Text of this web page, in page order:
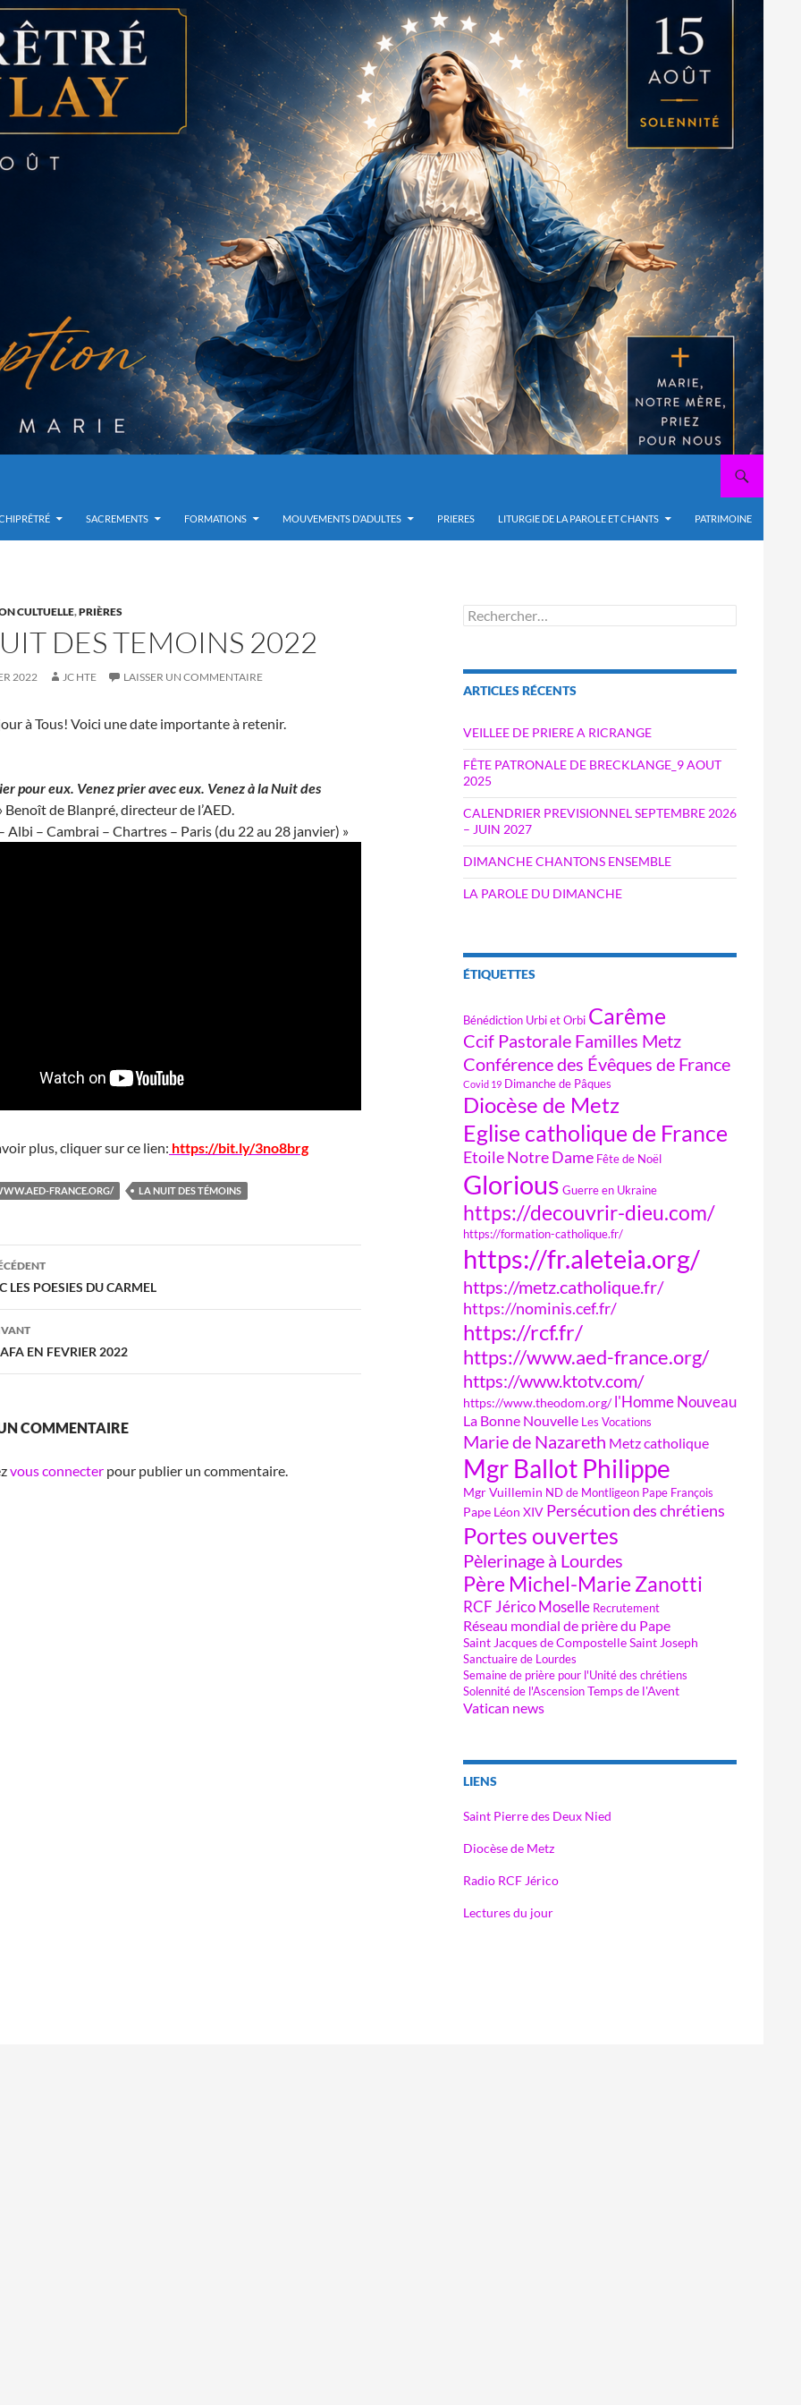
SACREMENTS FORMATIONS MOUVEMENTS D’ADULTES PRIERES LITURGIE DE LA PAROLE ET CHANTS PATRIMOINE
CULTUELLE,PRIÈRES
DES TEMOINS 2022
2022 JC HTE LAISSER UN COMMENTAIRE
à Tous! Voici une date importante à retenir.
pour eux. Venez prier avec eux. Venez à la Nuit des
Benoît de Blanpré, directeur de l’AED.
Albi – Cambrai – Chartres – Paris (du 22 au 28 janvier) »
plus, cliquer sur ce lien: https://bit.ly/3no8brg
FRANCE.ORG/ LA NUIT DES TÉMOINS
LES POESIES DU CARMEL
EN FEVRIER 2022
COMMENTAIRE
vous connecter pour publier un commentaire.
Rechercher :
ARTICLES RÉCENTS
VEILLEE DE PRIERE A RICRANGE
FÊTE PATRONALE DE BRECKLANGE_9 AOUT
2025
CALENDRIER PREVISIONNEL SEPTEMBRE 2026
– JUIN 2027
DIMANCHE CHANTONS ENSEMBLE
LA PAROLE DU DIMANCHE
ÉTIQUETTES
Bénédiction Urbi et Orbi Carême
Ccif Pastorale Familles Metz
Conférence des Évêques de France
Covid 19 Dimanche de Pâques
Diocèse de Metz
Eglise catholique de France
Etoile Notre Dame Fête de Noël
Glorious Guerre en Ukraine
https://decouvrir-dieu.com/
https://formation-catholique.fr/
https://fr.aleteia.org/
https://metz.catholique.fr/
https://nominis.cef.fr/
https://rcf.fr/
https://www.aed-france.org/
https://www.ktotv.com/
https://www.theodom.org/ l'Homme Nouveau
La Bonne Nouvelle Les Vocations
Marie de Nazareth Metz catholique
Mgr Ballot Philippe
Mgr Vuillemin ND de Montligeon Pape François
Pape Léon XIV Persécution des chrétiens
Portes ouvertes
Pèlerinage à Lourdes
Père Michel-Marie Zanotti
RCF Jérico Moselle Recrutement
Réseau mondial de prière du Pape
Saint Jacques de CompostelleSaint Joseph
Sanctuaire de Lourdes
Semaine de prière pour l'Unité des chrétiens
Solennité de l'AscensionTemps de l'Avent
Vatican news
LIENS
Saint Pierre des Deux Nied
Diocèse de Metz
Radio RCF Jérico
Lectures du jour